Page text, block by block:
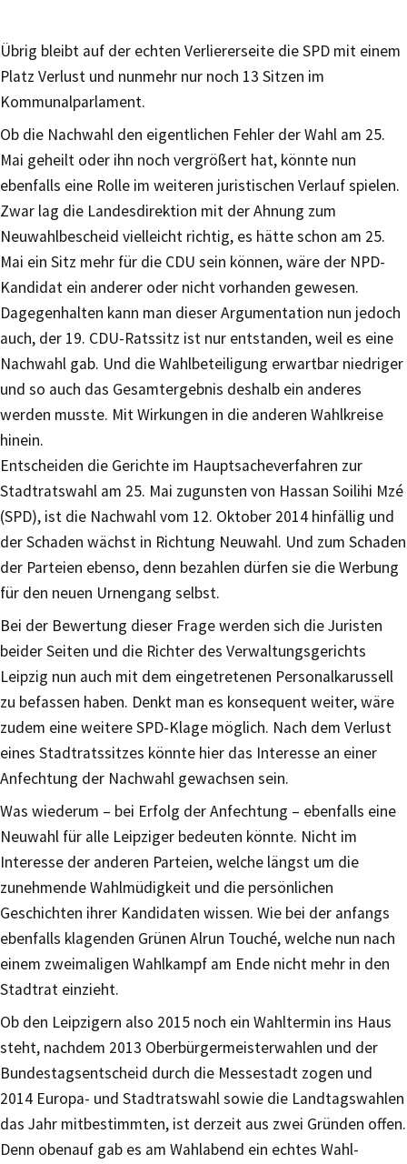
Übrig bleibt auf der echten Verliererseite die SPD mit einem
Platz Verlust und nunmehr nur noch 13 Sitzen im
Kommunalparlament.
Ob die Nachwahl den eigentlichen Fehler der Wahl am 25.
Mai geheilt oder ihn noch vergrößert hat, könnte nun
ebenfalls eine Rolle im weiteren juristischen Verlauf spielen.
Zwar lag die Landesdirektion mit der Ahnung zum
Neuwahlbescheid vielleicht richtig, es hätte schon am 25.
Mai ein Sitz mehr für die CDU sein können, wäre der NPD-
Kandidat ein anderer oder nicht vorhanden gewesen.
Dagegenhalten kann man dieser Argumentation nun jedoch
auch, der 19. CDU-Ratssitz ist nur entstanden, weil es eine
Nachwahl gab. Und die Wahlbeteiligung erwartbar niedriger
und so auch das Gesamtergebnis deshalb ein anderes
werden musste. Mit Wirkungen in die anderen Wahlkreise
hinein.
Entscheiden die Gerichte im Hauptsacheverfahren zur
Stadtratswahl am 25. Mai zugunsten von Hassan Soilihi Mzé
(SPD), ist die Nachwahl vom 12. Oktober 2014 hinfällig und
der Schaden wächst in Richtung Neuwahl. Und zum Schaden
der Parteien ebenso, denn bezahlen dürfen sie die Werbung
für den neuen Urnengang selbst.
Bei der Bewertung dieser Frage werden sich die Juristen
beider Seiten und die Richter des Verwaltungsgerichts
Leipzig nun auch mit dem eingetretenen Personalkarussell
zu befassen haben. Denkt man es konsequent weiter, wäre
zudem eine weitere SPD-Klage möglich. Nach dem Verlust
eines Stadtratssitzes könnte hier das Interesse an einer
Anfechtung der Nachwahl gewachsen sein.
Was wiederum – bei Erfolg der Anfechtung – ebenfalls eine
Neuwahl für alle Leipziger bedeuten könnte. Nicht im
Interesse der anderen Parteien, welche längst um die
zunehmende Wahlmüdigkeit und die persönlichen
Geschichten ihrer Kandidaten wissen. Wie bei der anfangs
ebenfalls klagenden Grünen Alrun Touché, welche nun nach
einem zweimaligen Wahlkampf am Ende nicht mehr in den
Stadtrat einzieht.
Ob den Leipzigern also 2015 noch ein Wahltermin ins Haus
steht, nachdem 2013 Oberbürgermeisterwahlen und der
Bundestagsentscheid durch die Messestadt zogen und
2014 Europa- und Stadtratswahl sowie die Landtagswahlen
das Jahr mitbestimmten, ist derzeit aus zwei Gründen offen.
Denn obenauf gab es am Wahlabend ein echtes Wahl-